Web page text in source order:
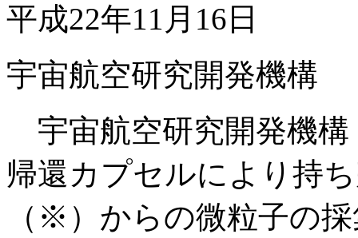
平成22年11月16日
宇宙航空研究開発機構
宇宙航空研究開発機構
帰還カプセルにより持
（※）からの微粒子の